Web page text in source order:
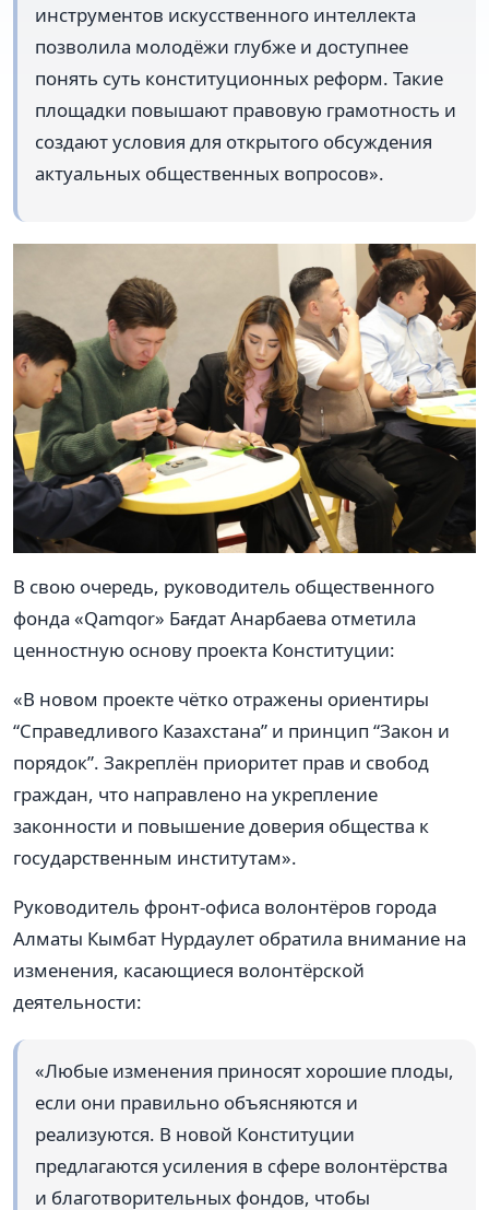
инструментов искусственного интеллекта
позволила молодёжи глубже и доступнее
понять суть конституционных реформ. Такие
площадки повышают правовую грамотность и
создают условия для открытого обсуждения
актуальных общественных вопросов».
В свою очередь, руководитель общественного
фонда «Qamqor» Бағдат Анарбаева отметила
ценностную основу проекта Конституции:
«В новом проекте чётко отражены ориентиры
“Справедливого Казахстана” и принцип “Закон и
порядок”. Закреплён приоритет прав и свобод
граждан, что направлено на укрепление
законности и повышение доверия общества к
государственным институтам».
Руководитель фронт-офиса волонтёров города
Алматы Кымбат Нурдаулет обратила внимание на
изменения, касающиеся волонтёрской
деятельности:
«Любые изменения приносят хорошие плоды,
если они правильно объясняются и
реализуются. В новой Конституции
предлагаются усиления в сфере волонтёрства
и благотворительных фондов, чтобы